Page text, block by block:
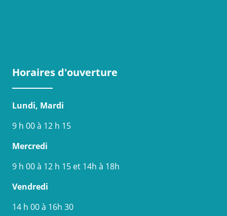
Horaires d'ouverture
Lundi, Mardi
9 h 00 à 12 h 15
Mercredi
9 h 00 à 12 h 15 et 14h à 18h
Vendredi
14 h 00 à 16h 30